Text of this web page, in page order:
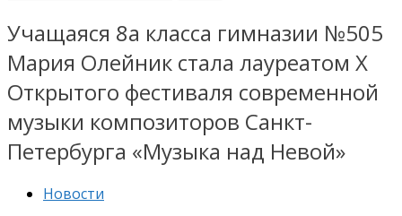
Учащаяся 8а класса гимназии №505
Мария Олейник стала лауреатом Х
Открытого фестиваля современной
музыки композиторов Санкт-
Петербурга «Музыка над Невой»
Новости